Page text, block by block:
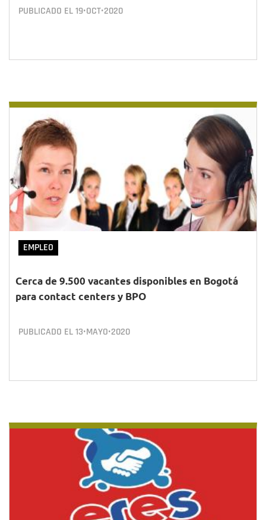
PUBLICADO EL19•OCT•2020
EMPLEO
Cerca de 9.500 vacantes disponibles en Bogotá
para contact centers y BPO
PUBLICADO EL13•MAYO•2020